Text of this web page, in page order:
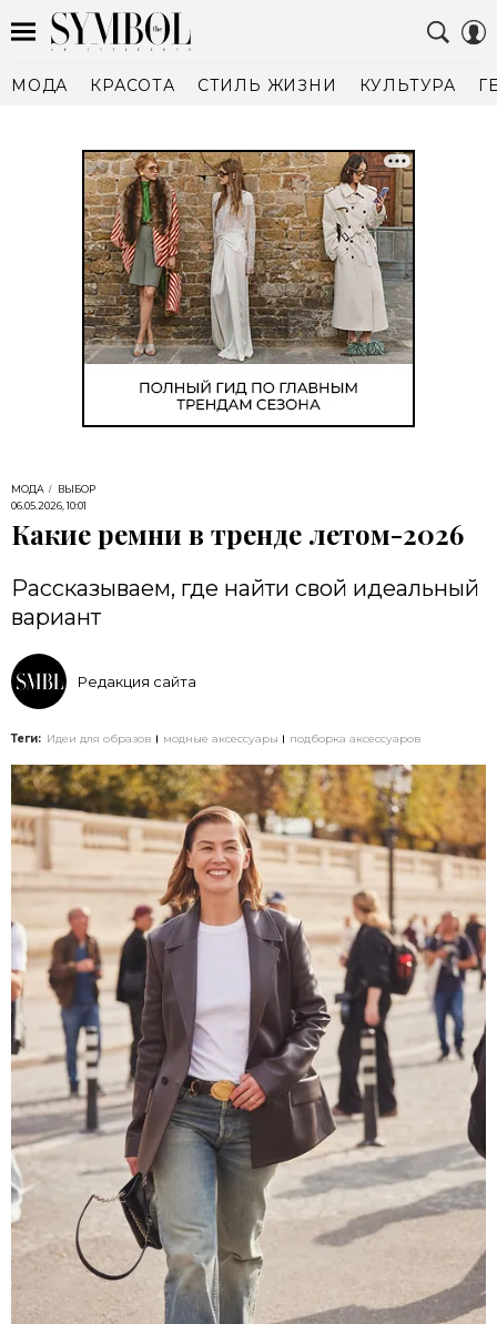
МОДА КРАСОТА СТИЛЬ ЖИЗНИ КУЛЬТУРА
МОДА
ВЫБОР
06.05.2026, 10:01
Какие ремни в тренде летом-2026
Рассказываем, где найти свой идеальный
вариант
Редакция сайта
Теги: Идеи для образов модные аксессуары подборка аксессуаров